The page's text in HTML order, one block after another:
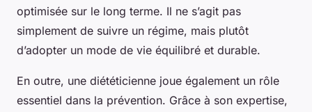
optimisée sur le long terme. Il ne s’agit pas
simplement de suivre un régime, mais plutôt
d’adopter un mode de vie équilibré et durable.
En outre, une diététicienne joue également un rôle
essentiel dans la prévention. Grâce à son expertise,